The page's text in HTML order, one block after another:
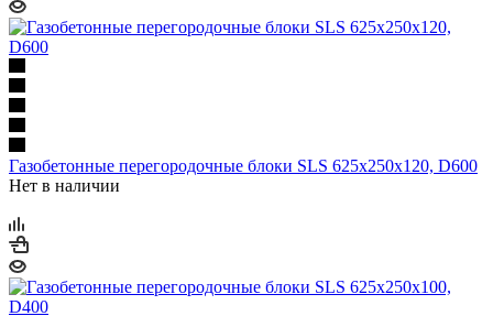
Газобетонные перегородочные блоки SLS 625х250х120, D600
Нет в наличии